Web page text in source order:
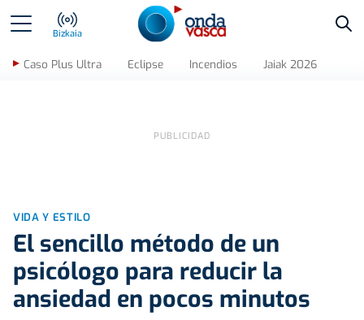
Bizkaia
Caso Plus Ultra Eclipse Incendios Jaiak 2026
VIDA Y ESTILO
El sencillo método de un
psicólogo para reducir la
ansiedad en pocos minutos